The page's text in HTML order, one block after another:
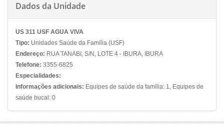
Dados da Unidade
US 311 USF AGUA VIVA
Tipo: Unidades Saúde da Família (USF)
Endereço: RUA TANABI, S/N, LOTE 4 - IBURA, IBURA
Telefone: 3355-6825
Especialidades:
Informações adicionais: Equipes de saúde da família: 1, Equipes de
saúde bucal: 0